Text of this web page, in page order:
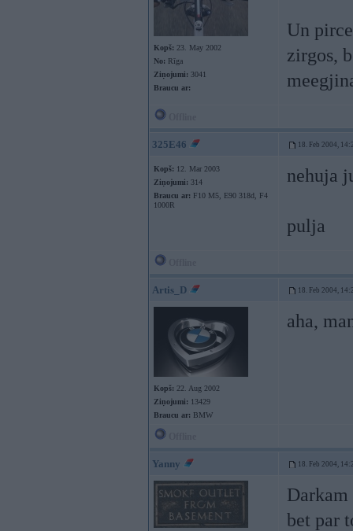
Kopš: 23. May 2002
No: Rīga
Ziņojumi: 3041
Braucu ar:
Un
zirgos,
325E46 18. Feb 2004,
Kopš: 12. Mar 2003
Ziņojumi: 314
Braucu ar: F10 M5, E90 318d, F4
1000R
nehuja
pulja
Artis_D 18. Feb 2004,
Kopš: 22. Aug 2002
Ziņojumi: 13429
Braucu ar: BMW
aha,
Yanny 18. Feb 2004,
bet par